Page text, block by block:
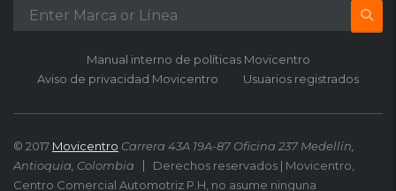
Manual interno de políticas Movicentro
Aviso de privacidad Movicentro
Usuarios registrados
© 2017 Movicentro Carrera 43A 19A-87 Oficina 237 Medellín,
Antioquia, Colombia
Derechos reservados | Movicentro,
Centro Comercial Automotriz P.H, no asume ninguna